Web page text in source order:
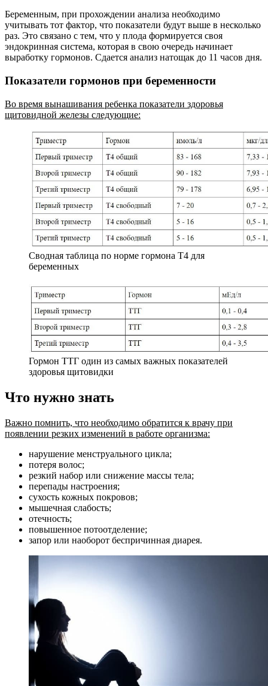
Беременным, при прохождении анализа необходимо
учитывать тот фактор, что показатели будут выше в несколько
раз. Это связано с тем, что у плода формируется своя
эндокринная система, которая в свою очередь начинает
выработку гормонов. Сдается анализ натощак до 11 часов дня.
Показатели гормонов при беременности
Во время вынашивания ребенка показатели здоровья
щитовидной железы следующие:
Сводная таблица по норме гормона Т4 для
беременных
Гормон ТТГ один из самых важных показателей
здоровья щитовидки
Что нужно знать
Важно помнить, что необходимо обратится к врачу при
появлении резких изменений в работе организма:
нарушение менструального цикла;
потеря волос;
резкий набор или снижение массы тела;
перепады настроения;
сухость кожных покровов;
мышечная слабость;
отечность;
повышенное потоотделение;
запор или наоборот беспричинная диарея.